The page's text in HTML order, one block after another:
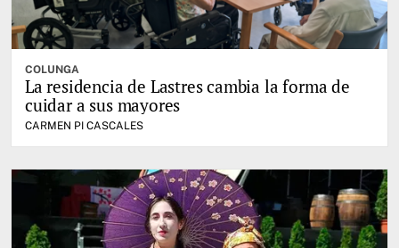
COLUNGA
La residencia de Lastres cambia la forma de
cuidar a sus mayores
CARMEN PI CASCALES